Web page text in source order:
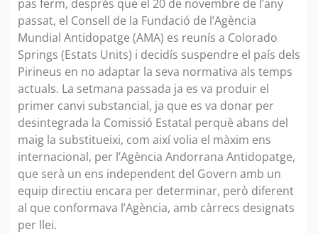
pas ferm, després que el 20 de novembre de l’any
passat, el Consell de la Fundació de l’Agència
Mundial Antidopatge (AMA) es reunís a Colorado
Springs (Estats Units) i decidís suspendre el país dels
Pirineus en no adaptar la seva normativa als temps
actuals. La setmana passada ja es va produir el
primer canvi substancial, ja que es va donar per
desintegrada la Comissió Estatal perquè abans del
maig la substitueixi, com així volia el màxim ens
internacional, per l’Agència Andorrana Antidopatge,
que serà un ens independent del Govern amb un
equip directiu encara per determinar, però diferent
al que conformava l’Agència, amb càrrecs designats
per llei.